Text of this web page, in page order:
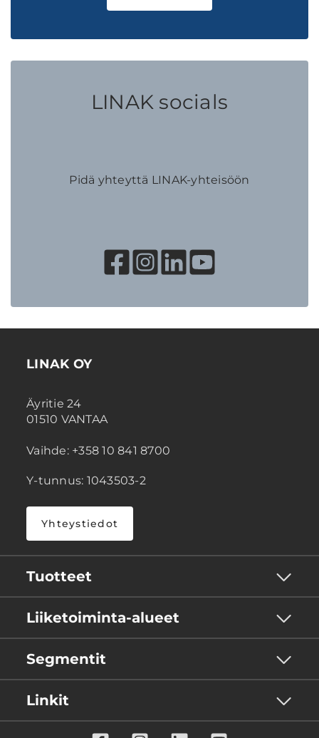
LINAK socials
Pidä yhteyttä LINAK-yhteisöön
LINAK OY
Äyritie 24
01510 VANTAA
Vaihde: +358 10 841 8700
Y-tunnus: 1043503-2
Yhteystiedot
Tuotteet
Liiketoiminta-alueet
Segmentit
Linkit